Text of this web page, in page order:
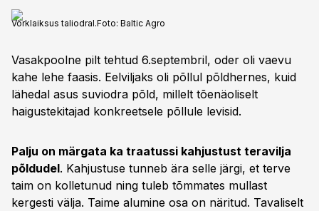
Võrklaiksus taliodral.Foto: Baltic Agro
Vasakpoolne pilt tehtud 6.septembril, oder oli vaevu
kahe lehe faasis. Eelviljaks oli põllul põldhernes, kuid
lähedal asus suviodra põld, millelt tõenäoliselt
haigustekitajad konkreetsele põllule levisid.
Palju on märgata ka traatussi kahjustust teravilja
põldudel. Kahjustuse tunneb ära selle järgi, et terve
taim on kolletunud ning tuleb tõmmates mullast
kergesti välja. Taime alumine osa on näritud. Tavaliselt